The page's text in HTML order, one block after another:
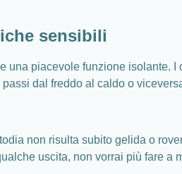
sensibili
una piacevole funzione
dal freddo al caldo o
non risulta subito gelida o
uscita, non vorrai più fare a